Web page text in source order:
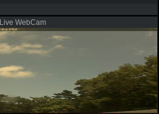
Live WebCam